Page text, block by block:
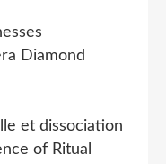
Diamond
et dissociation
of Ritual